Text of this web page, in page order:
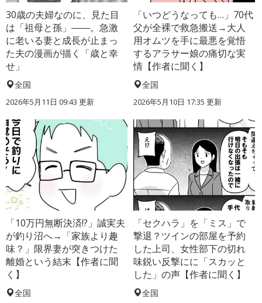
30歳の夫婦なのに、見た目
は「祖母と孫」――。急激
に老いる妻と成長が止まっ
た夫の漫画が描く「歳と幸
せ」
全国
2026年5月11日 09:43 更新
「いつどうなっても…」70代
父が全裸で救急搬送→大人
用オムツを手に最悪を覚悟
するアラサー娘の痛切な実
情【作者に聞く】
全国
2026年5月10日 17:35 更新
「10万円無断決済!?」誠実夫
が釣り沼へ→「家族より趣
味？」限界妻が突きつけた
離婚という結末【作者に聞
く】
全国
「セクハラ」を「ミス」で
撃退？ツインの部屋を予約
した上司、女性部下の切れ
味鋭い反撃にに「スカッと
した」の声【作者に聞く】
全国